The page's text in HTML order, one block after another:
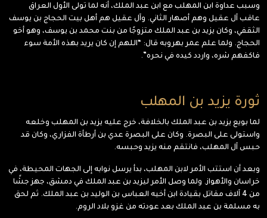
وسبب عداوة ابن المهلب مع ابن عبد الملك، أنه لما تولى الأول العراق
عاقب آل عقيل وهم أصهار الثاني. وآل عقيل هم أهل بيت الحجاج بن يوسف
الثقفي، وكان يزيد بن عبد الملك متزوجًا من بنت محمد بن يوسف، وهو أخو
الحجاج. ولما علم عمر بهروبه قال: “اللهم إن كان يريد بهذه الأمة سوء
فاكفهم شره، واردد كيده في نحره”.
ثورة يزيد بن المهلب
لما بويع يزيد بن عبد الملك بالخلافة، خرج عليه يزيد بن المهلب وخلعه
واستولى على البصرة. وكان على البصرة عدي بن أرطأة الفزاري، وكان قد
حبس آل المهلب، فانتقم منه يزيد وحبسه.
وبعد أن استتب الأمر لابن المهلب، بدأ يرسل نوابه إلى الجهات المحيطة، في
خراسان والأهواز. ولما وصل الأمر ليزيد بن عبد الملك في دمشق، جهز جشًا
من 4 آلاف مقاتل بقيادة ابن أخيه العباس بن الوليد بن عبد الملك. ثم لحق
به مسلمة بن عبد الملك بعد عودته من غزو بلاد الروم.